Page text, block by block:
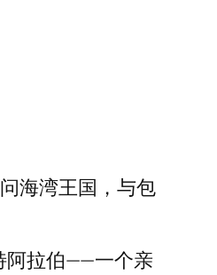
海湾王国，与包
阿拉伯——一个亲